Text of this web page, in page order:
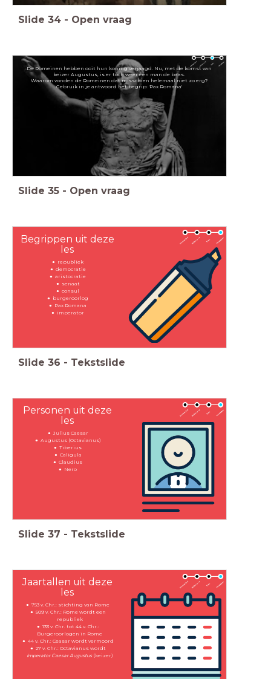
Slide 34 - Open vraag
De Romeinen hebben ooit hun koning verjaagd. Nu, met de komst van
keizer Augustus, is er tóch weer één man de baas.
Waarom vonden de Romeinen dat misschien helemaal niet zo erg?
Gebruik in je antwoord het begrip: 'Pax Romana'
Slide 35 - Open vraag
Begrippen uit deze
les
republiek
democratie
aristocratie
senaat
consul
burgeroorlog
Pax Romana
imperator
Slide 36 - Tekstslide
Personen uit deze
les
Julius Caesar
Augustus (Octavianus)
Tiberius
Caligula
Claudius
Nero
Slide 37 - Tekstslide
Jaartallen uit deze
les
753 v. Chr.: stichting van Rome
509 v. Chr.: Rome wordt een
republiek
133 v. Chr. tot 44 v. Chr.:
Burgeroorlogen in Rome
44 v. Chr.: Ceasar wordt vermoord
27 v. Chr.: Octavianus wordt
Imperator Caesar Augustus(keizer)